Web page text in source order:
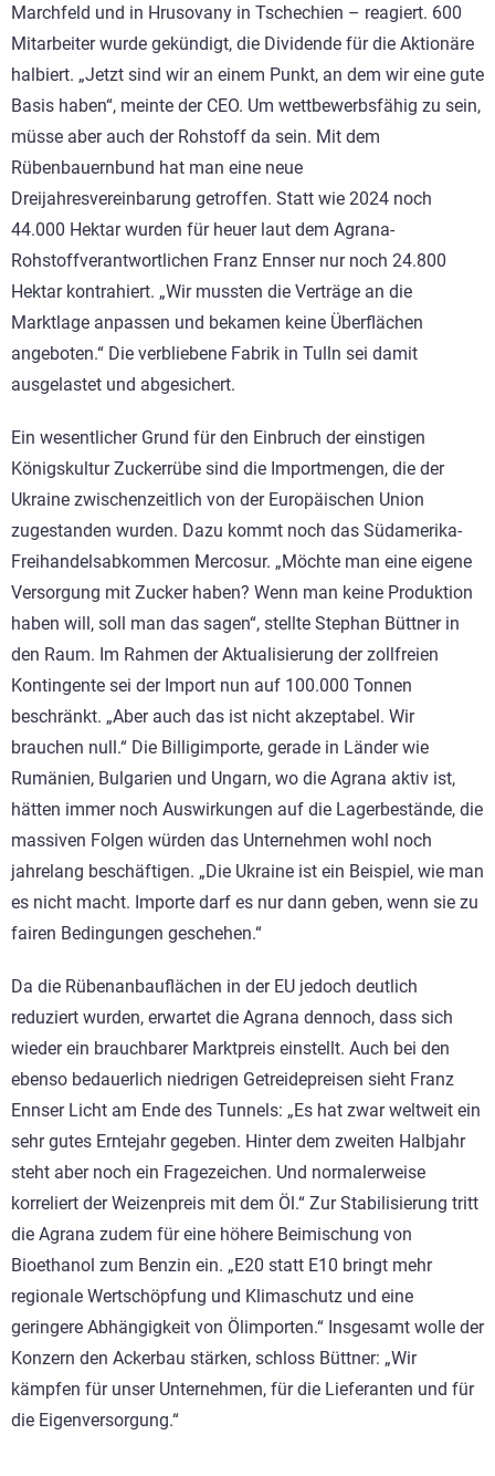
Marchfeld und in Hrusovany in Tschechien – reagiert. 600
Mitarbeiter wurde gekündigt, die Dividende für die Aktionäre
halbiert. „Jetzt sind wir an einem Punkt, an dem wir eine gute
Basis haben“, meinte der CEO. Um wettbewerbsfähig zu sein,
müsse aber auch der Rohstoff da sein. Mit dem
Rübenbauernbund hat man eine neue
Dreijahresvereinbarung getroffen. Statt wie 2024 noch
44.000 Hektar wurden für heuer laut dem Agrana-
Rohstoffverantwortlichen Franz Ennser nur noch 24.800
Hektar kontrahiert. „Wir mussten die Verträge an die
Marktlage anpassen und bekamen keine Überflächen
angeboten.“ Die verbliebene Fabrik in Tulln sei damit
ausgelastet und abgesichert.
Ein wesentlicher Grund für den Einbruch der einstigen
Königskultur Zuckerrübe sind die Importmengen, die der
Ukraine zwischenzeitlich von der Europäischen Union
zugestanden wurden. Dazu kommt noch das Südamerika-
Freihandelsabkommen Mercosur. „Möchte man eine eigene
Versorgung mit Zucker haben? Wenn man keine Produktion
haben will, soll man das sagen“, stellte Stephan Büttner in
den Raum. Im Rahmen der Aktualisierung der zollfreien
Kontingente sei der Import nun auf 100.000 Tonnen
beschränkt. „Aber auch das ist nicht akzeptabel. Wir
brauchen null.“ Die Billigimporte, gerade in Länder wie
Rumänien, Bulgarien und Ungarn, wo die Agrana aktiv ist,
hätten immer noch Auswirkungen auf die Lagerbestände, die
massiven Folgen würden das Unternehmen wohl noch
jahrelang beschäftigen. „Die Ukraine ist ein Beispiel, wie man
es nicht macht. Importe darf es nur dann geben, wenn sie zu
fairen Bedingungen geschehen.“
Da die Rübenanbauflächen in der EU jedoch deutlich
reduziert wurden, erwartet die Agrana dennoch, dass sich
wieder ein brauchbarer Marktpreis einstellt. Auch bei den
ebenso bedauerlich niedrigen Getreidepreisen sieht Franz
Ennser Licht am Ende des Tunnels: „Es hat zwar weltweit ein
sehr gutes Erntejahr gegeben. Hinter dem zweiten Halbjahr
steht aber noch ein Fragezeichen. Und normalerweise
korreliert der Weizenpreis mit dem Öl.“ Zur Stabilisierung tritt
die Agrana zudem für eine höhere Beimischung von
Bioethanol zum Benzin ein. „E20 statt E10 bringt mehr
regionale Wertschöpfung und Klimaschutz und eine
geringere Abhängigkeit von Ölimporten.“ Insgesamt wolle der
Konzern den Ackerbau stärken, schloss Büttner: „Wir
kämpfen für unser Unternehmen, für die Lieferanten und für
die Eigenversorgung.“